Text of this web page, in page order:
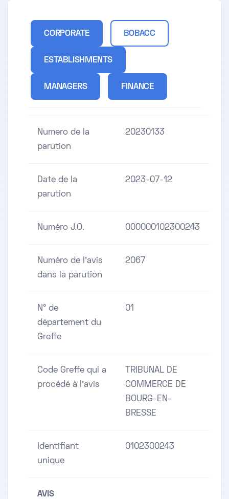
CORPORATE BOBACC
ESTABLISHMENTS
MANAGERS FINANCE
Numero de la
parution
20230133
Date de la
parution
2023-07-12
Numéro J.O. 000000102300243
Numéro de l'avis
dans la parution
2067
N° de
département du
Greffe
01
Code Greffe qui a
procédé à l'avis
TRIBUNAL DE
COMMERCE DE
BOURG-EN-
BRESSE
Identifiant
unique
0102300243
AVIS